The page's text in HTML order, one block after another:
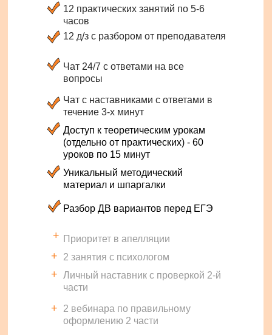
+
+
+
+
12 практических занятий по 5-6
часов
12 д/з с разбором от преподавателя
Чат 24/7 с ответами на все
вопросы
Чат с наставниками с ответами в
течение 3-х минут
Доступ к теоретическим урокам
(отдельно от практических) - 60
уроков по 15 минут
Уникальный методический
материал и шпаргалки
Разбор ДВ вариантов перед ЕГЭ
Приоритет в апелляции
2 занятия с психологом
Личный наставник с проверкой 2-й
части
2 вебинара по правильному
оформлению 2 части